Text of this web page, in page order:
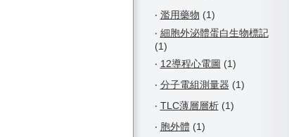
‧ 濫用藥物 (1)
‧ 細胞外泌體蛋白生物標記
(1)
‧ 12導程心電圖 (1)
‧ 分子電組測量器 (1)
‧ TLC薄層層析(1)
‧ 胞外體 (1)